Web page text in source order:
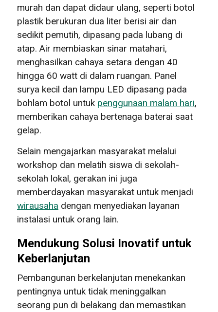
murah dan dapat didaur ulang, seperti botol
plastik berukuran dua liter berisi air dan
sedikit pemutih, dipasang pada lubang di
atap. Air membiaskan sinar matahari,
menghasilkan cahaya setara dengan 40
hingga 60 watt di dalam ruangan. Panel
surya kecil dan lampu LED dipasang pada
bohlam botol untuk penggunaan malam hari,
memberikan cahaya bertenaga baterai saat
gelap.
Selain mengajarkan masyarakat melalui
workshop dan melatih siswa di sekolah-
sekolah lokal, gerakan ini juga
memberdayakan masyarakat untuk menjadi
wirausaha dengan menyediakan layanan
instalasi untuk orang lain.
Mendukung Solusi Inovatif untuk
Keberlanjutan
Pembangunan berkelanjutan menekankan
pentingnya untuk tidak meninggalkan
seorang pun di belakang dan memastikan